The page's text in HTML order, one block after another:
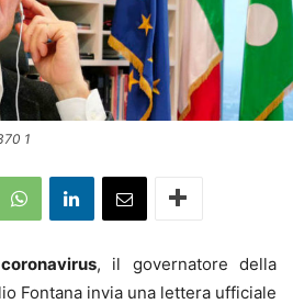
1
, il governatore della
Fontana invia una lettera ufficiale